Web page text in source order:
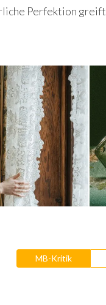
Perfektion greift
MB-Kritik